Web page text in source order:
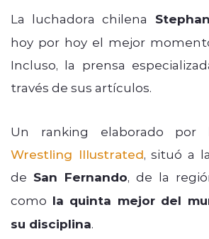
La luchadora chilena
hoy por hoy el mejor
Incluso, la prensa
través de sus artículos.
Un ranking elaborado por
Wrestling Illustrated, situó a
de San Fernando, de la
como la quinta mejor del
su disciplina.